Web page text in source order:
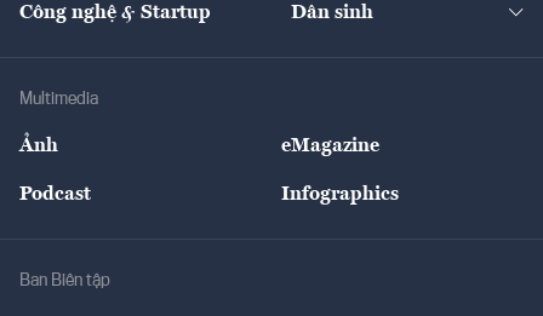
Tư vấn Nông sản
Giải trí
Công nghệ & Startup Dân sinh
Multimedia
Ảnh eMagazine
Podcast Infographics
Ban Biên tập